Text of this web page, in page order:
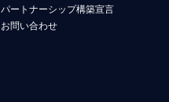
パートナーシップ構築宣言
お問い合わせ